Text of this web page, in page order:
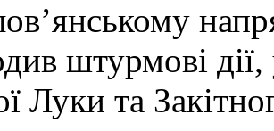
штурмові
Луки та